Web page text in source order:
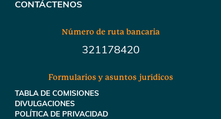
CONTÁCTENOS
Número de ruta bancaria
321178420
Formularios y asuntos jurídicos
TABLA DE COMISIONES
DIVULGACIONES
POLÍTICA DE PRIVACIDAD